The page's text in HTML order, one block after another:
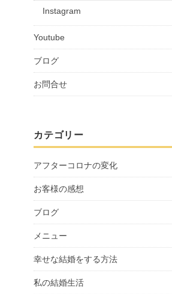
Instagram
Youtube
ブログ
お問合せ
カテゴリー
アフターコロナの変化
お客様の感想
ブログ
メニュー
幸せな結婚をする方法
私の結婚生活